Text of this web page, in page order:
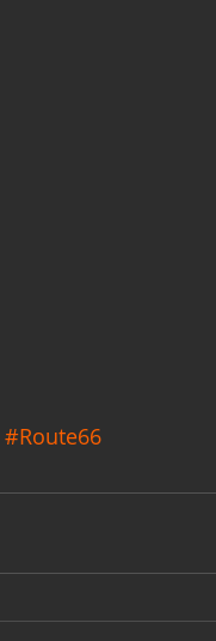
#Route66